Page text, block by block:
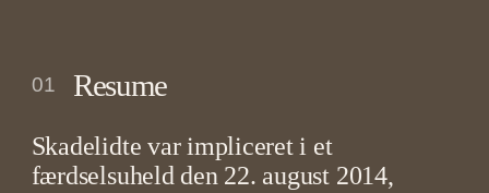
01 Resume
Skadelidte var impliceret i et
færdselsuheld den 22. august 2014,